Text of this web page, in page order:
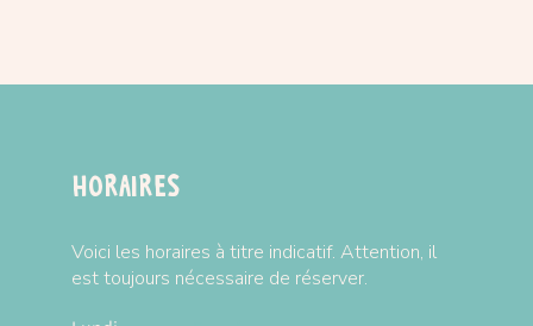
Horaires
Voici les horaires à titre indicatif. Attention, il
est toujours nécessaire de réserver.